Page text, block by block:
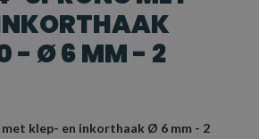
- Ø 6 MM - 2
klep- en inkorthaak Ø 6 mm - 2